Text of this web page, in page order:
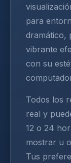
para
dramático,
vibrante
con su
Todos los
real y
12 o 24
mostrar u
Tus